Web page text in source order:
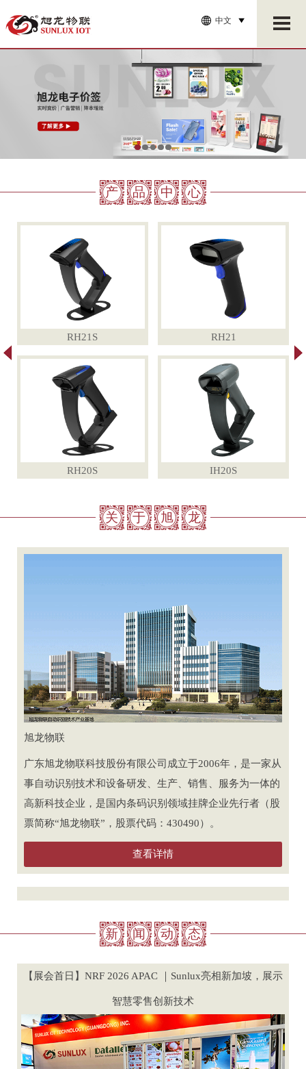
中文
产 品 中 心
RH21S RH21
RH20S IH20S
关 于 旭 龙
旭龙物联
广东旭龙物联科技股份有限公司成立于2006年，是一家从
事自动识别技术和设备研发、生产、销售、服务为一体的
高新科技企业，是国内条码识别领域挂牌企业先行者（股
票简称“旭龙物联”，股票代码：430490）。
查看详情
新 闻 动 态
【展会首日】NRF 2026 APAC ｜Sunlux亮相新加坡，展示
智慧零售创新技术